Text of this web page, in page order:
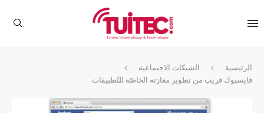
الرئيسية
الشبكات الاجتماعية
فايسبوك قريب من تطوير مغازته الخاصّة للتّطبيقات